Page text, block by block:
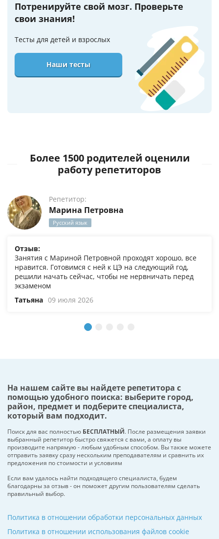
Потренируйте свой мозг. Проверьте
свои знания!
Тесты для детей и взрослых
Наши тесты
Более 1500 родителей оценили
работу репетиторов
Репетитор:
Марина Петровна
Русский язык
Отзыв:
Занятия с Мариной Петровной проходят хорошо, все
нравится. Готовимся с ней к ЦЭ на следующий год,
решили начать сейчас, чтобы не нервничать перед
экзаменом
Татьяна 09 июля 2026
На нашем сайте вы найдете репетитора с
помощью удобного поиска: выберите город,
район, предмет и подберите специалиста,
который вам подходит.
Поиск для вас полностью БЕСПЛАТНЫЙ. После размещения заявки
выбранный репетитор быстро свяжется с вами, а оплату вы
производите напрямую - любым удобным способом. Вы также можете
отправить заявку сразу нескольким преподавателям и сравнить их
предложения по стоимости и условиям
Если вам удалось найти подходящего специалиста, будем
благодарны за отзыв - он поможет другим пользователям сделать
правильный выбор.
Политика в отношении обработки персональных данных
Политика в отношении использования файлов cookie